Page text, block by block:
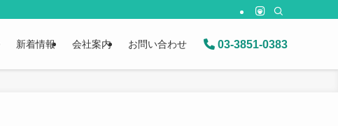
新着情報 会社案内 お問い合わせ 03-3851-0383